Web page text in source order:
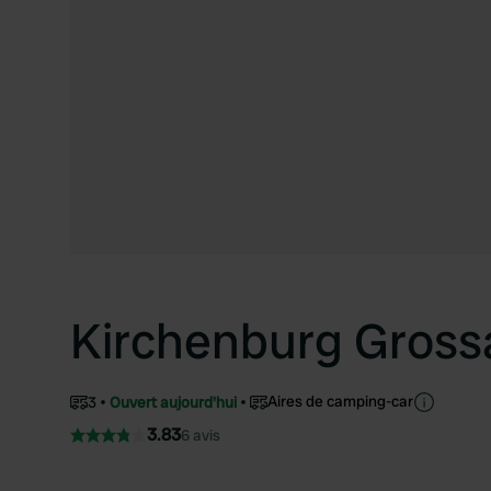
Kirchenburg
3 Ouvert aujourd'hui Aires de camping-car
3.836 avis